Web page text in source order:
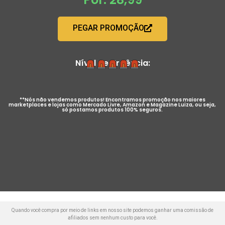
PEGAR PROMOÇÃO
Nível de Urgência:
**Nós não vendemos produtos! Encontramos promoção nos maiores
marketplaces e lojas como Mercado Livre, Amazon e Magazine Luiza, ou seja,
só postamos produtos 100% seguros.
Quando você compra por meio de links em nosso site podemos ganhar uma comissão de
afiliados sem nenhum custo para você.